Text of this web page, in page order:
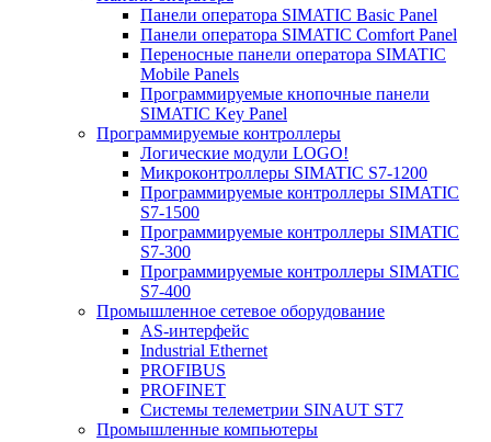
Панели оператора SIMATIC Basic Panel
Панели оператора SIMATIC Comfort Panel
Переносные панели оператора SIMATIC
Mobile Panels
Программируемые кнопочные панели
SIMATIC Key Panel
Программируемые контроллеры
Логические модули LOGO!
Микроконтроллеры SIMATIC S7-1200
Программируемые контроллеры SIMATIC
S7-1500
Программируемые контроллеры SIMATIC
S7-300
Программируемые контроллеры SIMATIC
S7-400
Промышленное сетевое оборудование
AS-интерфейс
Industrial Ethernet
PROFIBUS
PROFINET
Системы телеметрии SINAUT ST7
Промышленные компьютеры